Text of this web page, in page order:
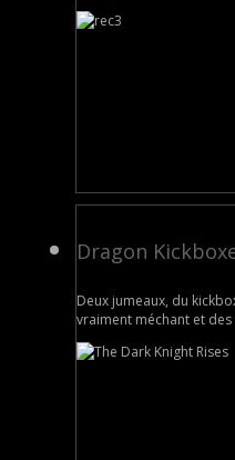
Dragon
Deux jumeaux, du
vraiment méchant et des